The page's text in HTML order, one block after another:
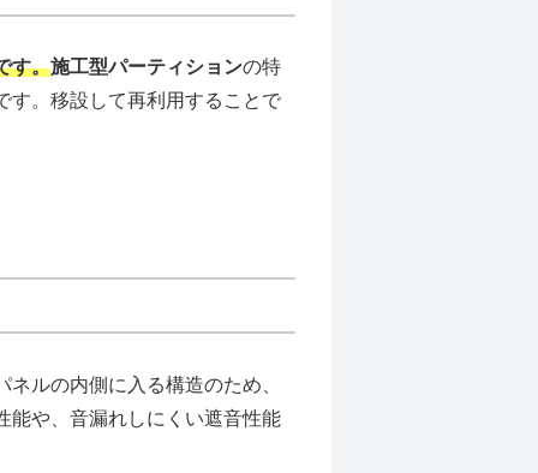
す。施工型パーティションの特
す。移設して再利用することで
ネルの内側に入る構造のため、
能や、音漏れしにくい遮音性能